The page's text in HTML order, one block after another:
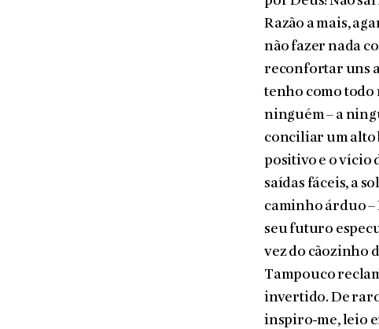
Razão a mais,
não fazer nada
reconfortar uns
tenho como todo
ninguém – a
conciliar um alto
positivo e o vício
saídas fáceis, a
caminho árduo –
seu futuro
vez do cãozinho
Tampouco
invertido. De
inspiro-me, leio